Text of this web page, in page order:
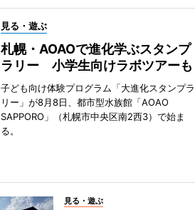
見る・遊ぶ
札幌・AOAOで進化学ぶスタンプ
ラリー 小学生向けラボツアーも
子ども向け体験プログラム「大進化スタンプラ
リー」が8月8日、都市型水族館「AOAO
SAPPORO」（札幌市中央区南2西3）で始ま
る。
見る・遊ぶ